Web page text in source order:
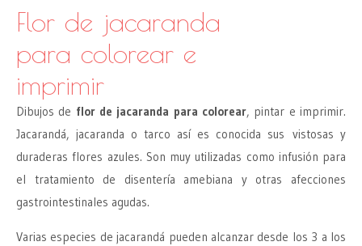
Flor de jacaranda
para colorear e
imprimir
Dibujos de flor de jacaranda para colorear, pintar e imprimir.
Jacarandá, jacaranda o tarco así es conocida sus vistosas y
duraderas flores azules. Son muy utilizadas como infusión para
el tratamiento de disentería amebiana y otras afecciones
gastrointestinales agudas.
Varias especies de jacarandá pueden alcanzar desde los 3 a los